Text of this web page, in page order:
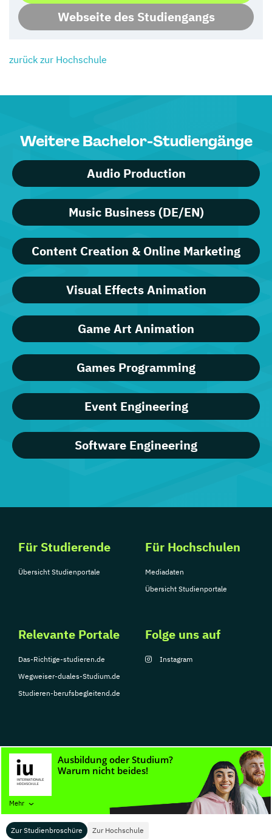
Zur Studienbroschüre Zur Hochschule
Mehr
Webseite des Studiengangs
zurück zur Hochschule
Weitere Bachelor-Studiengänge
Audio Production
Music Business (DE/EN)
Content Creation & Online Marketing
Visual Effects Animation
Game Art Animation
Games Programming
Event Engineering
Software Engineering
Für Studierende
Übersicht Studienportale
Für Hochschulen
Mediadaten
Übersicht Studienportale
Relevante Portale
Das-Richtige-studieren.de
Wegweiser-duales-Studium.de
Studieren-berufsbegleitend.de
Folge uns auf
Instagram
© Copyright 2026, TarGroup Media GmbH
Nutzungsbedingungen